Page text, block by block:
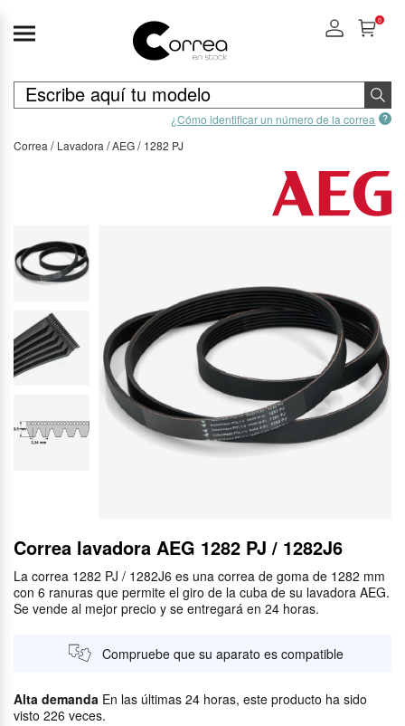
¿Cómo identificar un número de la correa
0
Correa Lavadora AEG 1282 PJ
Correa lavadora AEG 1282 PJ / 1282J6
La correa 1282 PJ / 1282J6 es una correa de goma de 1282 mm
con 6 ranuras que permite el giro de la cuba de su lavadora AEG.
Se vende al mejor precio y se entregará en 24 horas.
Compruebe que su aparato es compatible
Alta demanda En las últimas 24 horas, este producto ha sido
visto 226 veces.